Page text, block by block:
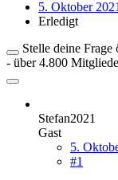
5. Oktober
Erledigt
Stelle deine
- über 4.800
Stefan2021
Gast
5.
#1